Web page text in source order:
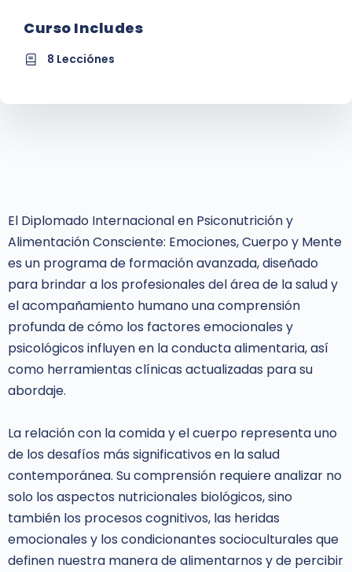
El Diplomado Internacional en Psiconutrición y
Alimentación Consciente: Emociones, Cuerpo y Mente
es un programa de formación avanzada, diseñado
para brindar a los profesionales del área de la salud y
el acompañamiento humano una comprensión
profunda de cómo los factores emocionales y
psicológicos influyen en la conducta alimentaria, así
como herramientas clínicas actualizadas para su
abordaje.
La relación con la comida y el cuerpo representa uno
de los desafíos más significativos en la salud
contemporánea. Su comprensión requiere analizar no
solo los aspectos nutricionales biológicos, sino
también los procesos cognitivos, las heridas
emocionales y los condicionantes socioculturales que
definen nuestra manera de alimentarnos y de percibir
Curso Includes
8 Lecciónes